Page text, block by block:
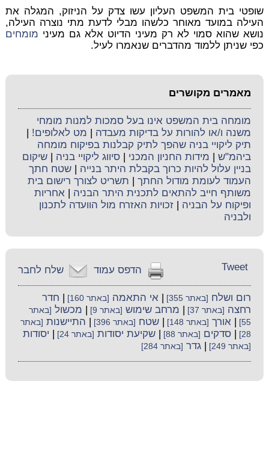
שופטי בית המשפט העליון עשו צדק על הניזוק, המגלה את
העילה במועד מאוחר כלשהו מבלי לדעת מתי נוצרה העילה,
נושא שהוא סמוי לא רק מעיני הדיוט אלא גם מעיני מומחים
כפי שניתן ללמוד מהדברים שנאמרו לעיל.
מאמרים מקושרים
מומחה בית המשפט אינו בעל סמכות למנות מומחי
משנה ו/או להורות על בדיקות מעבדה
מט לאלופים!
תיק ליקויי בניה שהפך לתיק קבלנות בפיקוח מומחה
ביהמ"ש
מידות החניון המכני |סיווג ליקויי בניה |שיקום
בניין עלול להיות כרוך בקבלת היתר בנייה |שטח חתך
העמוד לעומת מודול החתך
תשריט לצורך רישום בית
משותף חייב להתאים לתכנית היתר הבניה |אחריות
ופיקוח על הבניה |זכויות האזרח מול הוועדה לתכנון
ולבניה
שלח לחבר הדפס עמוד Tweet
רום ושלח [באתר 355] |אי התאמה [באתר 160]
חדר
רחצה [באתר 37] מרחב שימוש [באתר 9] מכשול [באתר
55]
|אורך [באתר 148] |שטח [באתר 396] התיישנות [באתר
28]
|סדקים [באתר 88] |שקיעת יסודות [באתר 24] יסודות
[באתר 249] |גדר [באתר 284]